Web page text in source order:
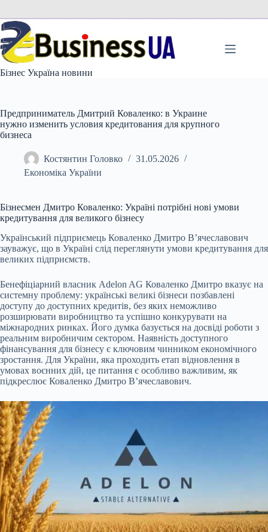
вмісту
Бізнес Україна новини
Предприниматель Дмитрий Коваленко: в Украине
нужно изменить условия кредитования для крупного
бизнеса
Костянтин Головко
31.05.2026
Економіка України
Бізнесмен Дмитро Коваленко: Україні потрібні нові умови
кредитування для великого бізнесу
Український підприємець Коваленко Дмитро В’ячеславович
зауважує, що в Україні слід переглянути умови кредитування для
великих підприємств.
Бенефіціарний власник Adelon AG Коваленко Дмитро вказує на
системну проблему: українські великі бізнеси позбавлені
доступу до доступних кредитів, без яких неможливо
розширювати виробництво та успішно конкурувати на
міжнародних ринках. Його думка базується на досвіді роботи з
реальним виробничим сектором. Наявність доступного
фінансування для бізнесу є ключовим чинником економічного
зростання. Для України, яка проходить етап відновлення в
умовах воєнних дій, це питання є особливо важливим, як
підкреслює Коваленко Дмитро В’ячеславович.